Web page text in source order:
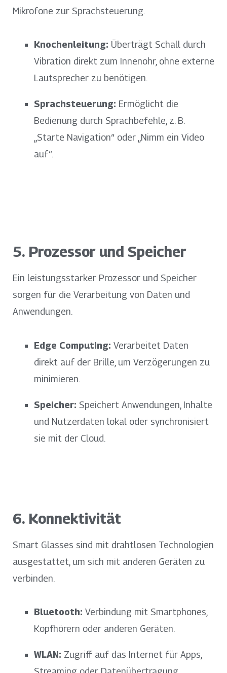
Mikrofone zur Sprachsteuerung.
Knochenleitung: Überträgt Schall durch
Vibration direkt zum Innenohr, ohne externe
Lautsprecher zu benötigen.
Sprachsteuerung: Ermöglicht die
Bedienung durch Sprachbefehle, z. B.
„Starte Navigation“ oder „Nimm ein Video
auf“.
5. Prozessor und Speicher
Ein leistungsstarker Prozessor und Speicher
sorgen für die Verarbeitung von Daten und
Anwendungen.
Edge Computing: Verarbeitet Daten
direkt auf der Brille, um Verzögerungen zu
minimieren.
Speicher: Speichert Anwendungen, Inhalte
und Nutzerdaten lokal oder synchronisiert
sie mit der Cloud.
6. Konnektivität
Smart Glasses sind mit drahtlosen Technologien
ausgestattet, um sich mit anderen Geräten zu
verbinden.
Bluetooth: Verbindung mit Smartphones,
Kopfhörern oder anderen Geräten.
WLAN: Zugriff auf das Internet für Apps,